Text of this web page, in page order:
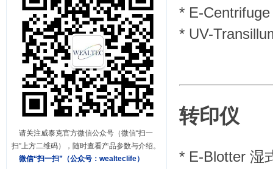
请关注威泰克官方微信公众号（微信“扫一
扫”上方二维码），随时查看产品参数与介绍。
微信“扫一扫”（公众号： wealteclife）
* E-
* UV-
转印仪
* E-Blotter 湿